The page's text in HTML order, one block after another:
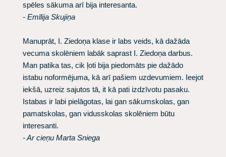
spēles sākuma arī bija interesanta.
- Emīlija Skujiņa
Manuprāt, I. Ziedoņa klase ir labs veids, kā dažāda
vecuma skolēniem labāk saprast I. Ziedoņa darbus.
Man patika tas, cik ļoti bija piedomāts pie dažādo
istabu noformējuma, kā arī pašiem uzdevumiem. Ieejot
iekšā, uzreiz sajutos tā, it kā pati izdzīvotu pasaku.
Istabas ir labi pielāgotas, lai gan sākumskolas, gan
pamatskolas, gan vidusskolas skolēniem būtu
interesanti.
- Ar cieņu Marta Sniega